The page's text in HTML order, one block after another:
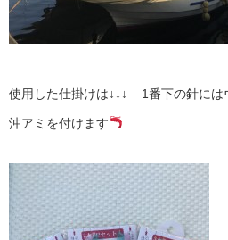
使用した仕掛けは↓↓↓ 1番下の針には
沖アミを付けます